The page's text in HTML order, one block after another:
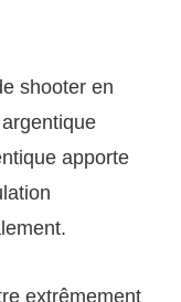
shooter en
apporte
extrêmement